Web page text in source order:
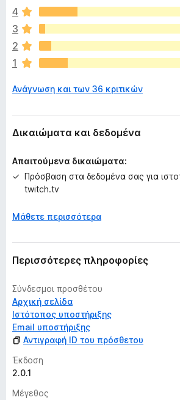
υ
π
ά
ρ
χ
υ
α
κ
μ
β
μ
λ
ο
ί
ε
ς
4
3
2
1
Ανάγνωση και των 36 κριτικών
Δικαιώματα και δεδομένα
Απαιτούμενα δικαιώματα:
Πρόσβαση στα δεδομένα σας για
twitch.tv
Μάθετε περισσότερα
Περισσότερες πληροφορίες
Σύνδεσμοι προσθέτου
Αρχική σελίδα
Ιστότοπος υποστήριξης
Email υποστήριξης
Αντιγραφή ID του πρόσθετου
Έκδοση
2.0.1
Μέγεθος